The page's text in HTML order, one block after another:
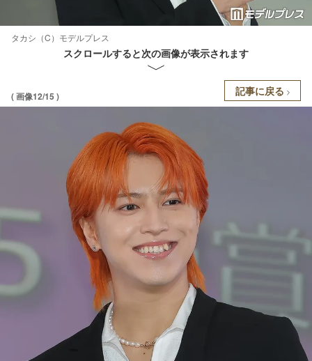
タカシ（C）モデルプレス
スクロールすると次の画像が表示されます
( 画像12/15 ) 記事に戻る